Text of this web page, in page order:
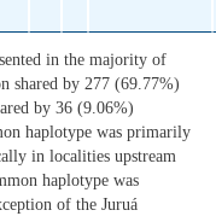
in the majority of
shared by 277 (69.77%)
by 36 (9.06%)
haplotype was primarily
in localities upstream
haplotype was
of the Juruá